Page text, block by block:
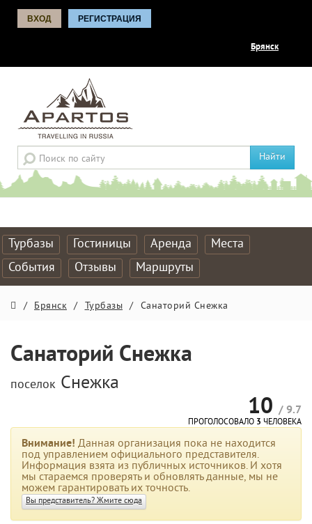
ВХОД РЕГИСТРАЦИЯ
Брянск
Найти
Турбазы Гостиницы Аренда
Места
События
Отзывы Маршруты
/ Брянск / Турбазы / Санаторий Снежка
Санаторий Снежка
поселок Снежка
10 / 9.7
ПРОГОЛОСОВАЛО 3 ЧЕЛОВЕКА
Внимание! Данная организация пока не находится
под управлением официального представителя.
Информация взята из публичных источников. И хотя
мы стараемся проверять и обновлять данные, мы не
можем гарантировать их точность.
Вы представитель? Жмите сюда